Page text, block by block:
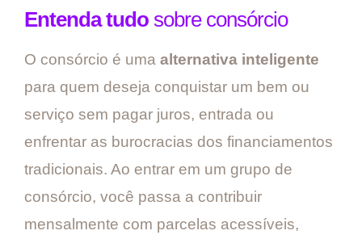
Entenda tudo sobre consórcio
O consórcio é uma alternativa inteligente
para quem deseja conquistar um bem ou
serviço sem pagar juros, entrada ou
enfrentar as burocracias dos financiamentos
tradicionais. Ao entrar em um grupo de
consórcio, você passa a contribuir
mensalmente com parcelas acessíveis,